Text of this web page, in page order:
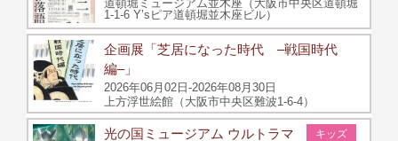
道頓堀ミュージアム並木座（大阪市中央区道頓堀
1-1-6 Y’sピア道頓堀並木座ビル）
企画展「芝居になった時代 –戦国時代
編–」
2026年06月02日-2026年08月30日
上方浮世絵館（大阪市中央区難波1-6-4）
キッズ
光の国ミュージアム ウルトラマ